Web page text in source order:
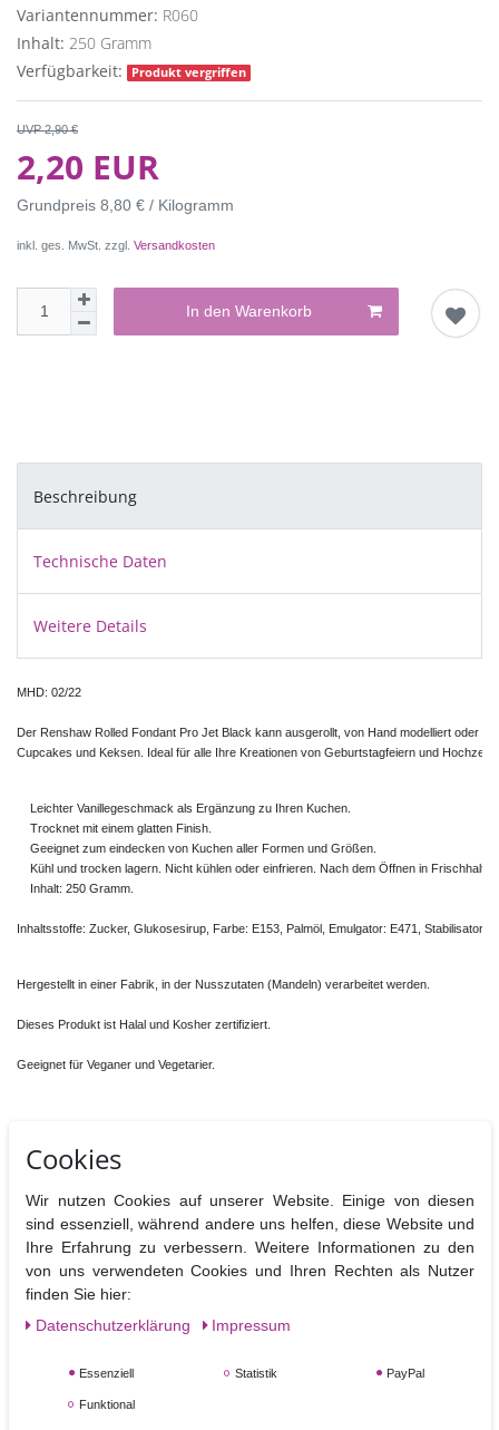
Variantennummer: R060
Inhalt: 250 Gramm
Verfügbarkeit:
Produkt vergriffen
UVP 2,90 €
2,20 EUR
Grundpreis 8,80 € / Kilogramm
inkl. ges. MwSt. zzgl. Versandkosten
In den Warenkorb
Beschreibung
Technische Daten
Weitere Details
MHD: 02/22
Der Renshaw Rolled Fondant Pro Jet Black kann ausgerollt, von Hand modelliert oder
Cupcakes und Keksen. Ideal für alle Ihre Kreationen von Geburtstagfeiern und
    Leichter Vanillegeschmack als Ergänzung zu Ihren Kuchen.
    Trocknet mit einem glatten Finish.
    Geeignet zum eindecken von Kuchen aller Formen und Größen.
Kühl und trocken lagern. Nicht kühlen oder einfrieren. Nach dem Öffnen in
    Inhalt: 250 Gramm.
Inhaltsstoffe: Zucker, Glukosesirup, Farbe: E153, Palmöl, Emulgator: E471, Stabilisator:
Hergestellt in einer Fabrik, in der Nusszutaten (Mandeln) verarbeitet werden.
Dieses Produkt ist Halal und Kosher zertifiziert.
Geeignet für Veganer und Vegetarier.
Herstellerangaben: Renshaw, Crown Street, Liverpool l87RF, UK
1668kj/ 394kcal
Cookies
Wir nutzen Cookies auf unserer Website. Einige von diesen
sind essenziell, während andere uns helfen, diese Website und
Ihre Erfahrung zu verbessern. Weitere Informationen zu den
von uns verwendeten Cookies und Ihren Rechten als Nutzer
finden Sie hier:
Daten­schutz­erklärung
Impressum
Essenziell Statistik PayPal
Funktional